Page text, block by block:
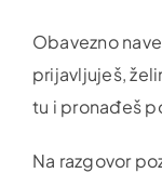
Obavezno
prijavljuješ,
tu i pronađeš
Na razgovor